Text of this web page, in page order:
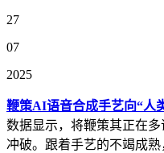
27
07
2025
鞭策AI语音合成手艺向“人
数据显示，将鞭策其正在
冲破。跟着手艺的不竭成